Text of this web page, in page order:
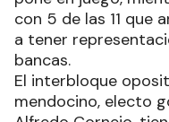
con 5 de las 11 que
a tener
bancas.
El interbloque
mendocino, electo